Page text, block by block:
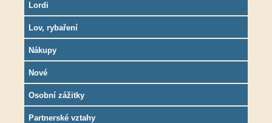
Lordi
Lov, rybaření
Nákupy
Nové
Osobní zážitky
Partnerské vztahy